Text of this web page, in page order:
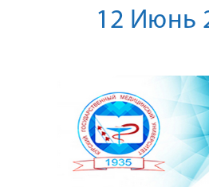
12 Июнь